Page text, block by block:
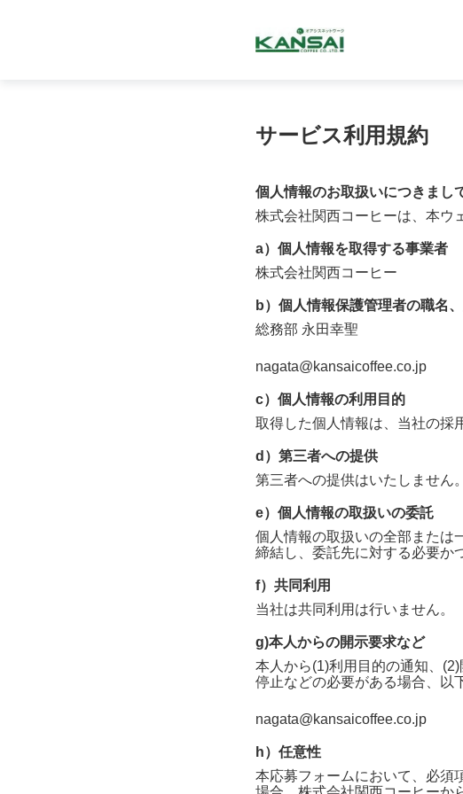
サービス利用規約
個人情報のお取扱いにつきまし
株式会社関西コーヒーは、本ウ
a）個人情報を取得する事業者
株式会社関西コーヒー
b）個人情報保護管理者の職名
総務部 永田幸聖
nagata@kansaicoffee.co.jp
c）個人情報の利用目的
取得した個人情報は、当社の採
d）第三者への提供
第三者への提供はいたしません。
e）個人情報の取扱いの委託
個人情報の取扱いの全部または
締結し、委託先に対する必要か
f）共同利用
当社は共同利用は行いません。
g)本人からの開示要求など
本人から(1)利用目的の通知、
停止などの必要がある場合、以
nagata@kansaicoffee.co.jp
h）任意性
本応募フォームにおいて、必須